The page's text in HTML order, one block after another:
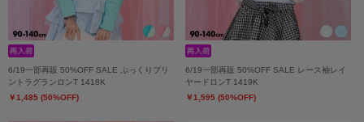
6/19一部再販 50%OFF SALE ぷっくりプリ
ントラグランロンT 1418K
￥1,485 (50%OFF)
6/19一部再販 50%OFF SALE レース袖レイ
ヤードロンT 1419K
￥1,595 (50%OFF)